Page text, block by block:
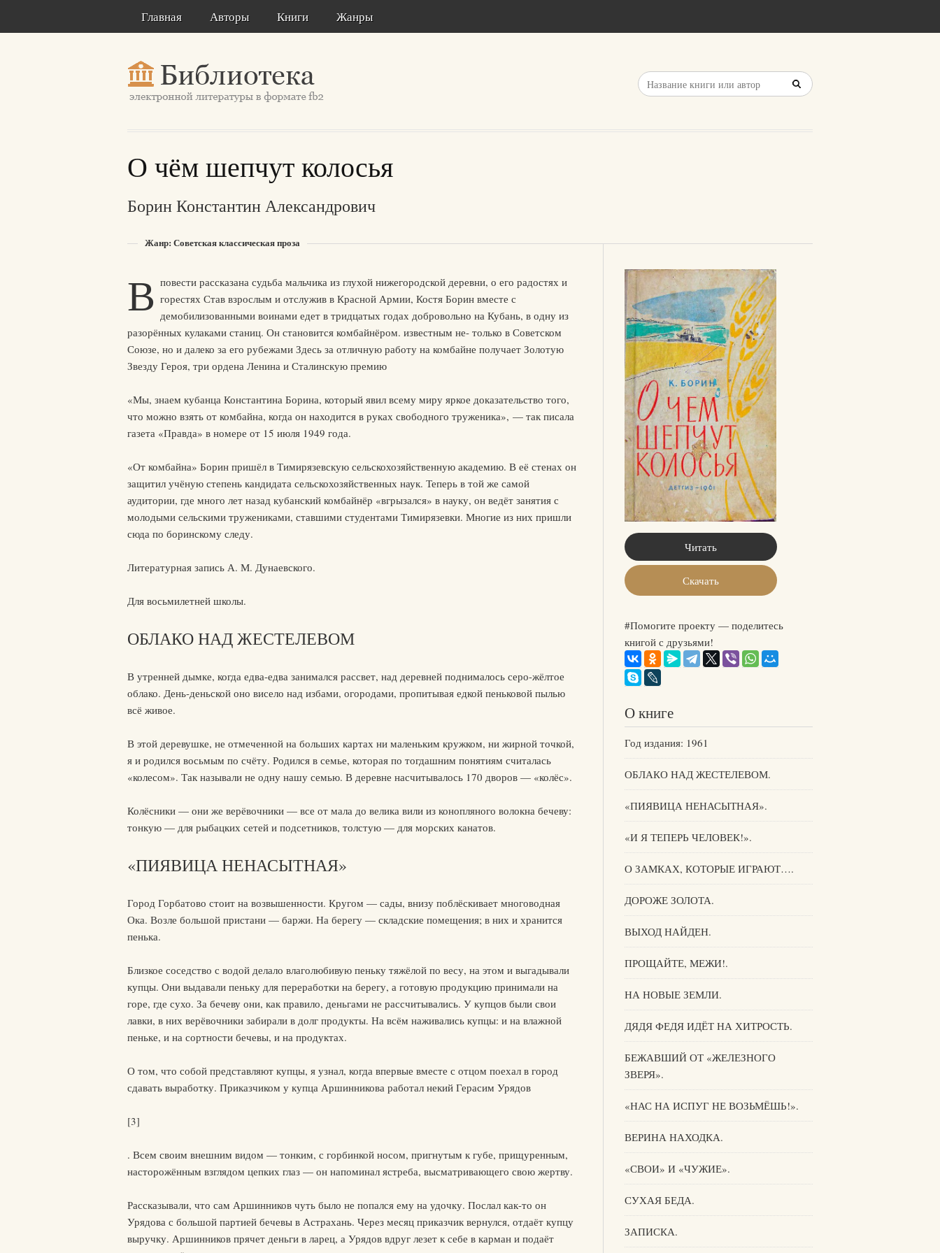
Главная Авторы Книги Жанры
О чём шепчут колосья
Борин Константин Александрович
Жанр: Советская классическая проза
В повести рассказана судьба мальчика из глухой нижегородской деревни, о его радостях и
горестях Став взрослым и отслужив в Красной Армии, Костя Борин вместе с
демобилизованными воинами едет в тридцатых годах добровольно на Кубань, в одну из
разорённых кулаками станиц. Он становится комбайнёром. известным не- только в Советском
Союзе, но и далеко за его рубежами Здесь за отличную работу на комбайне получает Золотую
Звезду Героя, три ордена Ленина и Сталинскую премию
«Мы, знаем кубанца Константина Борина, который явил всему миру яркое доказательство того,
что можно взять от комбайна, когда он находится в руках свободного труженика», — так писала
газета «Правда» в номере от 15 июля 1949 года.
«От комбайна» Борин пришёл в Тимирязевскую сельскохозяйственную академию. В её стенах он
защитил учёную степень кандидата сельскохозяйственных наук. Теперь в той же самой
аудитории, где много лет назад кубанский комбайнёр «вгрызался» в науку, он ведёт занятия с
молодыми сельскими тружениками, ставшими студентами Тимирязевки. Многие из них пришли
сюда по боринскому следу.
Литературная запись А. М. Дунаевского.
Для восьмилетней школы.
ОБЛАКО НАД ЖЕСТЕЛЕВОМ
В утренней дымке, когда едва-едва занимался рассвет, над деревней поднималось серо-жёлтое
облако. День-деньской оно висело над избами, огородами, пропитывая едкой пеньковой пылью
всё живое.
В этой деревушке, не отмеченной на больших картах ни маленьким кружком, ни жирной точкой,
я и родился восьмым по счёту. Родился в семье, которая по тогдашним понятиям считалась
«колесом». Так называли не одну нашу семью. В деревне насчитывалось 170 дворов — «колёс».
Колёсники — они же верёвочники — все от мала до велика вили из конопляного волокна бечеву:
тонкую — для рыбацких сетей и подсетников, толстую — для морских канатов.
«ПИЯВИЦА НЕНАСЫТНАЯ»
Город Горбатово стоит на возвышенности. Кругом — сады, внизу поблёскивает многоводная
Ока. Возле большой пристани — баржи. На берегу — складские помещения; в них и хранится
пенька.
Близкое соседство с водой делало влаголюбивую пеньку тяжёлой по весу, на этом и выгадывали
купцы. Они выдавали пеньку для переработки на берегу, а готовую продукцию принимали на
горе, где сухо. За бечеву они, как правило, деньгами не рассчитывались. У купцов были свои
лавки, в них верёвочники забирали в долг продукты. На всём наживались купцы: и на влажной
пеньке, и на сортности бечевы, и на продуктах.
О том, что собой представляют купцы, я узнал, когда впервые вместе с отцом поехал в город
сдавать выработку. Приказчиком у купца Аршинникова работал некий Герасим Урядов
[3]
. Всем своим внешним видом — тонким, с горбинкой носом, пригнутым к губе, прищуренным,
насторожённым взглядом цепких глаз — он напоминал ястреба, высматривающего свою жертву.
Рассказывали, что сам Аршинников чуть было не попался ему на удочку. Послал как-то он
Урядова с большой партией бечевы в Астрахань. Через месяц приказчик вернулся, отдаёт купцу
выручку. Аршинников прячет деньги в ларец, а Урядов вдруг лезет к себе в карман и подаёт
Читать
Скачать
#Помогите проекту — поделитесь
книгой с друзьями!
О книге
Год издания: 1961
ОБЛАКО НАД ЖЕСТЕЛЕВОМ.
«ПИЯВИЦА НЕНАСЫТНАЯ».
«И Я ТЕПЕРЬ ЧЕЛОВЕК!».
О ЗАМКАХ, КОТОРЫЕ ИГРАЮТ….
ДОРОЖЕ ЗОЛОТА.
ВЫХОД НАЙДЕН.
ПРОЩАЙТЕ, МЕЖИ!.
НА НОВЫЕ ЗЕМЛИ.
ДЯДЯ ФЕДЯ ИДЁТ НА ХИТРОСТЬ.
БЕЖАВШИЙ ОТ «ЖЕЛЕЗНОГО
ЗВЕРЯ».
«НАС НА ИСПУГ НЕ ВОЗЬМЁШЬ!».
ВЕРИНА НАХОДКА.
«СВОИ» И «ЧУЖИЕ».
СУХАЯ БЕДА.
ЗАПИСКА.